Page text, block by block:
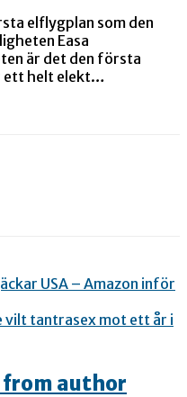
elflygplan som den
Easa
är det den första
ett helt elekt…
USA – Amazon inför
vilt tantrasex mot ett år i
from author